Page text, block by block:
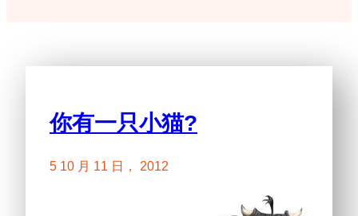
你有一只小猫?
5 10 月 11 日， 2012